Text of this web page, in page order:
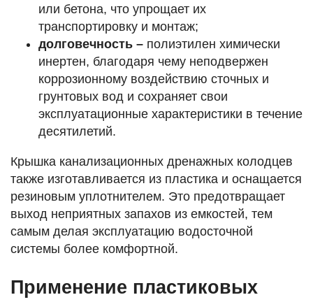
или бетона, что упрощает их
транспортировку и монтаж;
долговечность – полиэтилен химически
инертен, благодаря чему неподвержен
коррозионному воздействию сточных и
грунтовых вод и сохраняет свои
эксплуатационные характеристики в течение
десятилетий.
Крышка канализационных дренажных колодцев
также изготавливается из пластика и оснащается
резиновым уплотнителем. Это предотвращает
выход неприятных запахов из емкостей, тем
самым делая эксплуатацию водосточной
системы более комфортной.
Применение пластиковых